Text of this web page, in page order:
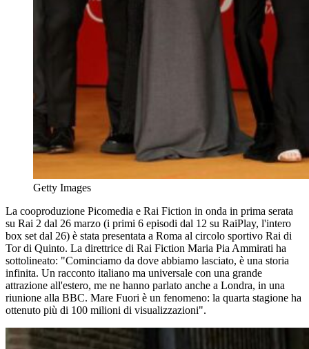
Getty Images
La cooproduzione Picomedia e Rai Fiction in onda in prima serata
su Rai 2 dal 26 marzo (i primi 6 episodi dal 12 su RaiPlay, l'intero
box set dal 26) è stata presentata a Roma al circolo sportivo Rai di
Tor di Quinto. La direttrice di Rai Fiction Maria Pia Ammirati ha
sottolineato: "Cominciamo da dove abbiamo lasciato, è una storia
infinita. Un racconto italiano ma universale con una grande
attrazione all'estero, me ne hanno parlato anche a Londra, in una
riunione alla BBC. Mare Fuori è un fenomeno: la quarta stagione ha
ottenuto più di 100 milioni di visualizzazioni".